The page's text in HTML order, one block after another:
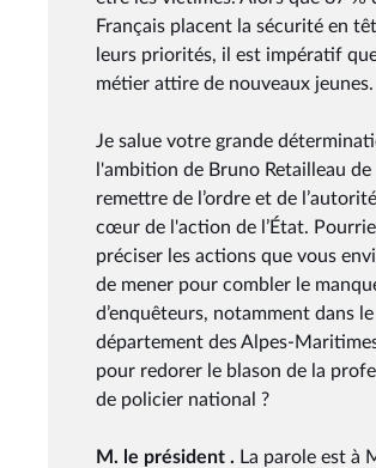
Français placent la sécurité en
leurs priorités, il est impératif
métier attire de nouveaux jeunes.
Je salue votre grande
l'ambition de Bruno Retailleau de
remettre de l’ordre et de
cœur de l'action de l’État.
préciser les actions que vous
de mener pour combler le
d’enquêteurs, notamment dans le
département des Alpes-
pour redorer le blason de la
de policier national ?
M. le président . La parole est à